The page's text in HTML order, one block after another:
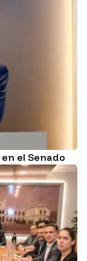
el Senado